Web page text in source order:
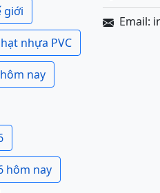
giới
nhựa PVC
nay
hôm nay
Email: